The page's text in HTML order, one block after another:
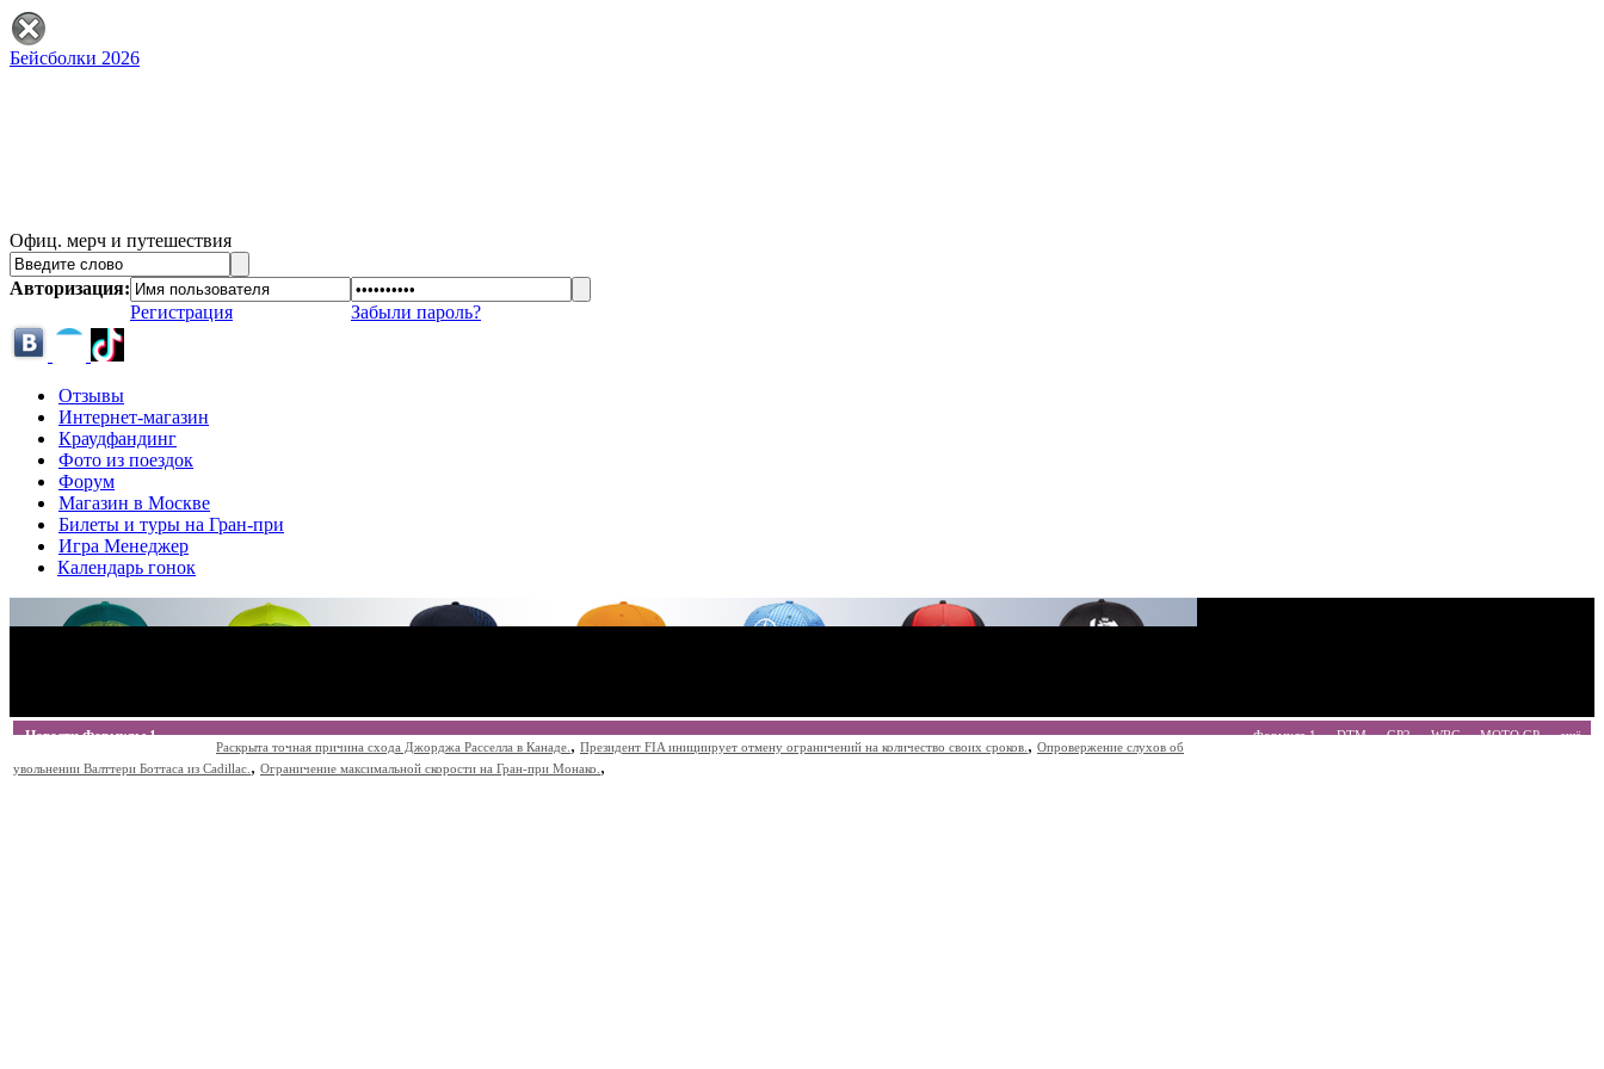
Бейсболки 2026
Офиц. мерч и путешествия
Авторизация:
Регистрация
Забыли пароль?
Отзывы
Интернет-магазин
Краудфандинг
Фото из поездок
Форум
Магазин в Москве
Билеты и туры на Гран-при
Игра Менеджер
Календарь гонок
Новости Формулы 1 Формула 1 DTM GP2 WRC MOTO GP
ещё
Раскрыта точная причина схода Джорджа Расселла в Канаде. , Президент FIA инициирует отмену ограничений на количество своих сроков. , Опровержение слухов об
увольнении Валттери Боттаса из Cadillac. , Ограничение максимальной скорости на Гран-при Монако. ,